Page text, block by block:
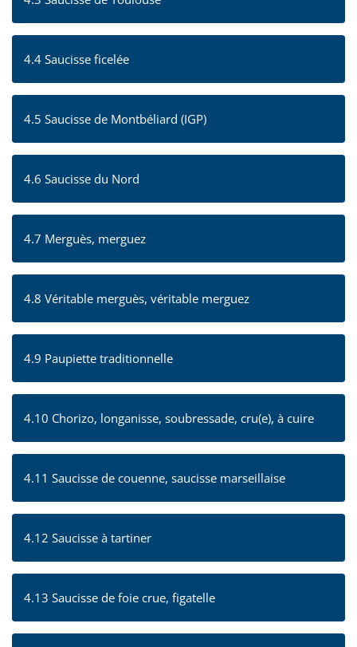
4.4 Saucisse ficelée
4.5 Saucisse de Montbéliard (IGP)
4.6 Saucisse du Nord
4.7 Merguès, merguez
4.8 Véritable merguès, véritable merguez
4.9 Paupiette traditionnelle
4.10 Chorizo, longanisse, soubressade, cru(e), à cuire
4.11 Saucisse de couenne, saucisse marseillaise
4.12 Saucisse à tartiner
4.13 Saucisse de foie crue, figatelle